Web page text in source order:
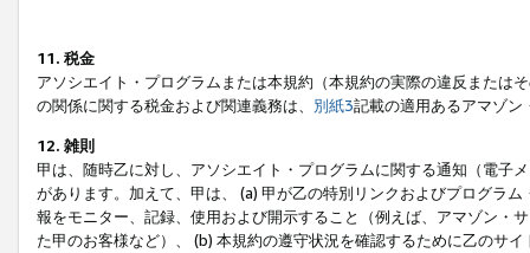
11. 税金
アソシエイト・プログラムまたは本規約（本規約の実際の違反または
の関係に関する税金および関連義務は、 別紙3記載の適用あるアマゾン
12. 雑則
甲は、随時乙に対し、アソシエイト・プログラムに関する通知（電子
があります。加えて、甲は、 (a) 甲が乙の特別リンクおよびプログラ
報をモニター、記録、使用および開示すること（例えば、アマゾン・
た甲のお客様など）、 (b) 本規約の遵守状況を確認するために乙のサ